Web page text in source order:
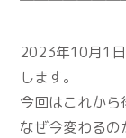
2023年10月1
します。
今回はこれから
なぜ今変わるの